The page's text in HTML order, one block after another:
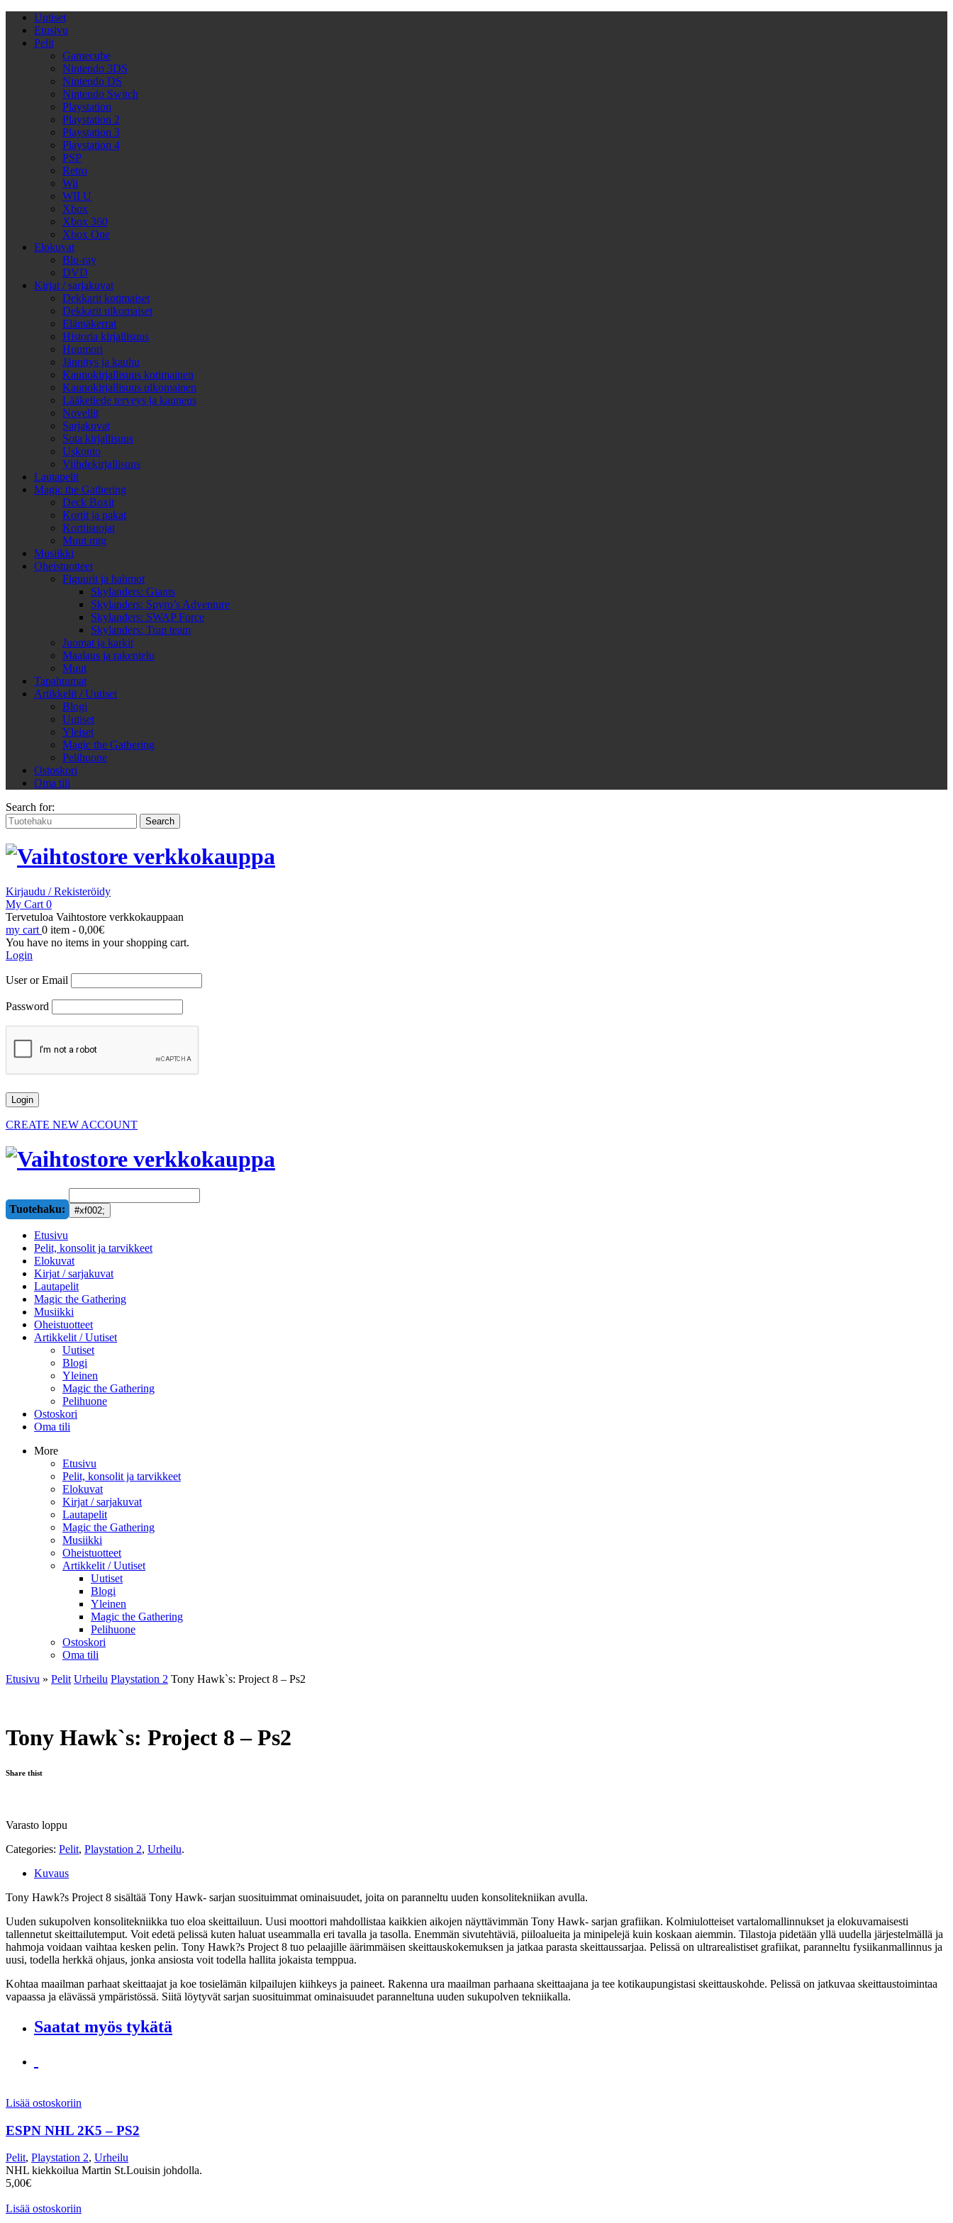
Uutiset
Etusivu
Pelit
Gamecube
Nintendo 3DS
Nintendo DS
Nintendo Switch
Playstation
Playstation 2
Playstation 3
Playstation 4
PSP
Retro
Wii
WII U
Xbox
Xbox 360
Xbox One
Elokuvat
Blu-ray
DVD
Kirjat / sarjakuvat
Dekkarit kotimaiset
Dekkarit ulkomaiset
Elämäkerrat
Historia kirjallisuus
Huumori
Jännitys ja kauhu
Kaunokirjallisuus kotimainen
Kaunokirjallisuus ulkomainen
Lääketiede terveys ja kauneus
Novellit
Sarjakuvat
Sota kirjallisuus
Uskonto
Viihdekirjallisuus
Lautapelit
Magic the Gathering
Deck Boxit
Kortit ja pakat
Korttisuojat
Muut mtg
Musiikki
Oheistuotteet
Figuurit ja hahmot
Skylanders: Giants
Skylanders: Spyro’s Adventure
Skylanders: SWAP Force
Skylanders: Trap team
Juomat ja karkit
Maalaus ja rakentelu
Muut
Tapahtumat
Artikkelit / Uutiset
Blogi
Uutiset
Yleiset
Magic the Gathering
Pelihuone
Ostoskori
Oma tili
Search for:
Kirjaudu / Rekisteröidy
My Cart 0
Tervetuloa Vaihtostore verkkokauppaan
my cart 0 item - 0,00€
You have no items in your shopping cart.
Login
User or Email
Password
CREATE NEW ACCOUNT
Tuotehaku:
Etusivu
Pelit, konsolit ja tarvikkeet
Elokuvat
Kirjat / sarjakuvat
Lautapelit
Magic the Gathering
Musiikki
Oheistuotteet
Artikkelit / Uutiset
Uutiset
Blogi
Yleinen
Magic the Gathering
Pelihuone
Ostoskori
Oma tili
More
Etusivu
Pelit, konsolit ja tarvikkeet
Elokuvat
Kirjat / sarjakuvat
Lautapelit
Magic the Gathering
Musiikki
Oheistuotteet
Artikkelit / Uutiset
Uutiset
Blogi
Yleinen
Magic the Gathering
Pelihuone
Ostoskori
Oma tili
Etusivu » Pelit Urheilu Playstation 2 Tony Hawk`s: Project 8 – Ps2
Tony Hawk`s: Project 8 – Ps2
Share thist
Varasto loppu
Categories: Pelit, Playstation 2, Urheilu.
Kuvaus
Tony Hawk?s Project 8 sisältää Tony Hawk- sarjan suosituimmat ominaisuudet, joita on paranneltu uuden konsolitekniikan avulla.
Uuden sukupolven konsolitekniikka tuo eloa skeittailuun. Uusi moottori mahdollistaa kaikkien aikojen näyttävimmän Tony Hawk- sarjan grafiikan. Kolmiulotteiset vartalomallinnukset ja elokuvamaisesti
tallennetut skeittailutemput. Voit edetä pelissä kuten haluat useammalla eri tavalla ja tasolla. Enemmän sivutehtäviä, piiloalueita ja minipelejä kuin koskaan aiemmin. Tilastoja pidetään yllä uudella järjestelmällä ja
hahmoja voidaan vaihtaa kesken pelin. Tony Hawk?s Project 8 tuo pelaajille äärimmäisen skeittauskokemuksen ja jatkaa parasta skeittaussarjaa. Pelissä on ultrarealistiset grafiikat, paranneltu fysiikanmallinnus ja
uusi, todella herkkä ohjaus, jonka ansiosta voit todella hallita jokaista temppua.
Kohtaa maailman parhaat skeittaajat ja koe tosielämän kilpailujen kiihkeys ja paineet. Rakenna ura maailman parhaana skeittaajana ja tee kotikaupungistasi skeittauskohde. Pelissä on jatkuvaa skeittaustoimintaa
vapaassa ja elävässä ympäristössä. Siitä löytyvät sarjan suosituimmat ominaisuudet paranneltuna uuden sukupolven tekniikalla.
Saatat myös tykätä
Lisää ostoskoriin
ESPN NHL 2K5 – PS2
Pelit, Playstation 2, Urheilu
NHL kiekkoilua Martin St.Louisin johdolla.
5,00€
Lisää ostoskoriin